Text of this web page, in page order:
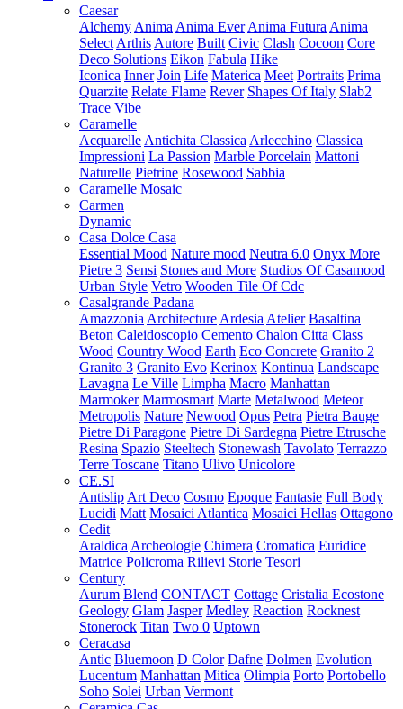
Caesar
Alchemy Anima Anima Ever Anima Futura Anima
Select Arthis Autore Built Civic Clash Cocoon Core
Deco Solutions Eikon Fabula Hike
Iconica Inner Join Life Materica Meet Portraits Prima
Quarzite Relate Flame Rever Shapes Of Italy Slab2
Trace Vibe
Caramelle
Acquarelle Antichita Classica Arlecchino Classica
Impressioni La Passion Marble Porcelain Mattoni
Naturelle Pietrine Rosewood Sabbia
Caramelle Mosaic
Carmen
Dynamic
Casa Dolce Casa
Essential Mood Nature mood Neutra 6.0 Onyx More
Pietre 3 Sensi Stones and More Studios Of Casamood
Urban Style Vetro Wooden Tile Of Cdc
Casalgrande Padana
Amazzonia Architecture Ardesia Atelier Basaltina
Beton Caleidoscopio Cemento Chalon Citta Class
Wood Country Wood Earth Eco Concrete Granito 2
Granito 3 Granito Evo Kerinox Kontinua Landscape
Lavagna Le Ville Limpha Macro Manhattan
Marmoker Marmosmart Marte Metalwood Meteor
Metropolis Nature Newood Opus Petra Pietra Bauge
Pietre Di Paragone Pietre Di Sardegna Pietre Etrusche
Resina Spazio Steeltech Stonewash Tavolato Terrazzo
Terre Toscane Titano Ulivo Unicolore
CE.SI
Antislip Art Deco Cosmo Epoque Fantasie Full Body
Lucidi Matt Mosaici Atlantica Mosaici Hellas Ottagono
Cedit
Araldica Archeologie Chimera Cromatica Euridice
Matrice Policroma Rilievi Storie Tesori
Century
Aurum Blend CONTACT Cottage Cristalia Ecostone
Geology Glam Jasper Medley Reaction Rocknest
Stonerock Titan Two 0 Uptown
Ceracasa
Antic Bluemoon D Color Dafne Dolmen Evolution
Lucentum Manhattan Mitica Olimpia Porto Portobello
Soho Solei Urban Vermont